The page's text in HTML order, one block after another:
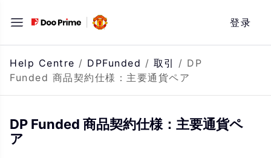
content
登录
Help Centre / DPFunded / 取引 / DP
Funded 商品契約仕様：主要通貨ペア
DP Funded 商品契約仕様：主要通貨ペ
ア